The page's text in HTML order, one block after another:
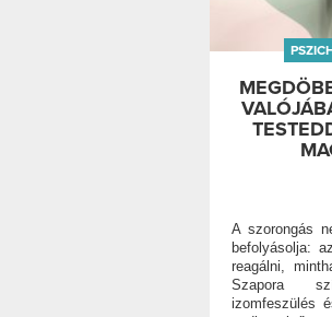
A szorongás
befolyásolja:
reagálni,
Szapora
izomfeszülés